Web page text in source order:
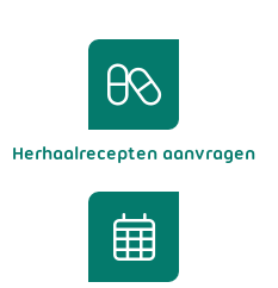
Herhaalrecepten aanvragen